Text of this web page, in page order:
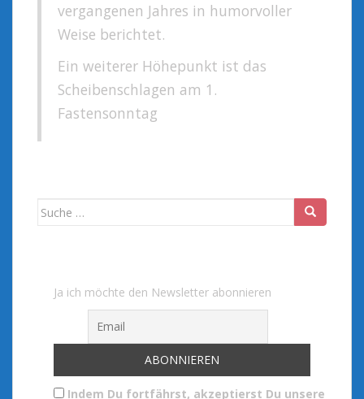
vergangenen Jahres in humorvoller
Weise berichtet.
Ein weiterer Höhepunkt ist das
Scheibenschlagen am 1.
Fastensonntag
Suche
Ja ich möchte den Newsletter abonnieren
Indem Du fortfährst, akzeptierst Du unsere